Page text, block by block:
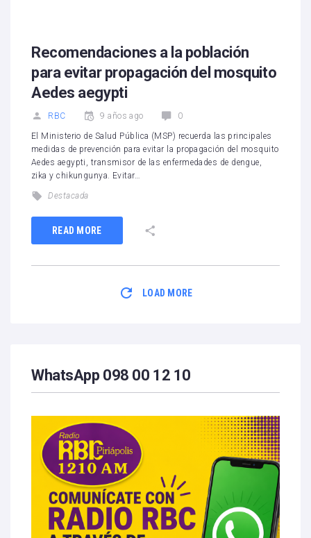
Recomendaciones a la población
para evitar propagación del mosquito
Aedes aegypti
RBC 9 años ago 0
El Ministerio de Salud Pública (MSP) recuerda las principales
medidas de prevención para evitar la propagación del mosquito
Aedes aegypti, transmisor de las enfermedades de dengue,
zika y chikungunya. Evitar…
Destacada
READ MORE
LOAD MORE
WhatsApp 098 00 12 10